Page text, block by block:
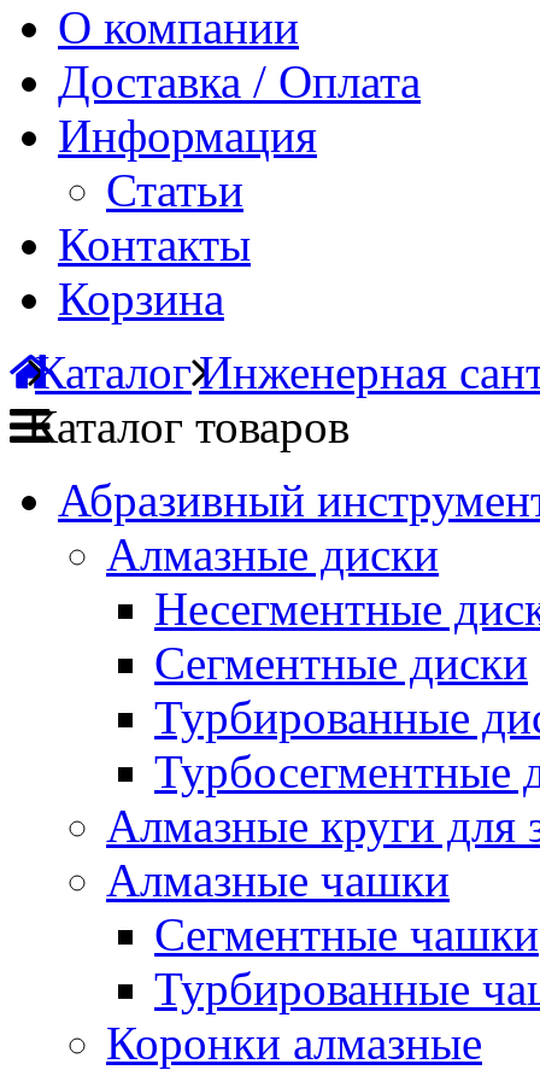
О компании
Доставка / Оплата
Информация
Статьи
Контакты
Корзина
КаталогИнженерная
Каталог товаров
Абразивный
Алмазные диски
Несегментные
Сегментные диски
Турбированные
Турбосегментные
Алмазные круги для
Алмазные чашки
Сегментные чашки
Турбированные
Коронки алмазные